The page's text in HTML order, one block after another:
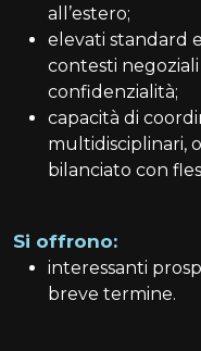
all’estero;
elevati standard
contesti negoziali
confidenzialità;
capacità di
multidisciplinari,
bilanciato con
Si offrono:
interessanti
breve termine.